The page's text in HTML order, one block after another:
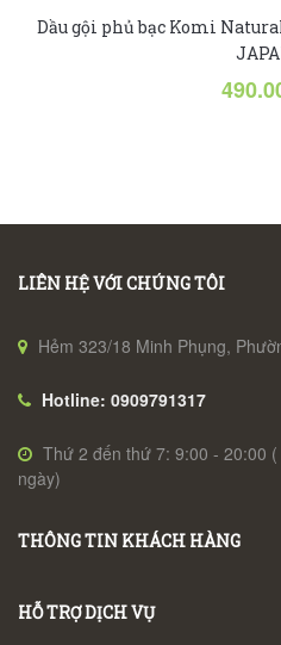
Dầu gội phủ bạc Komi
LIÊN HỆ VỚI CHÚNG TÔI
Hẻm 323/18 Minh Phụng,
Hotline: 0909791317
Thứ 2 đến thứ 7: 9:00 - 20:00
ngày)
THÔNG TIN KHÁCH HÀNG
HỖ TRỢ DỊCH VỤ